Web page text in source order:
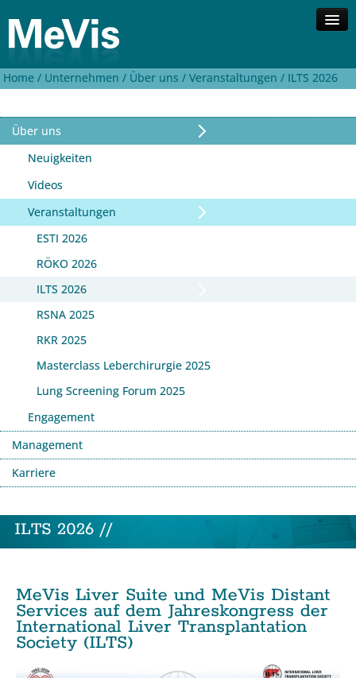
Kompetenzen
Lösungen
Investor Relations
Kontakt
Suche
English
Home / Unternehmen / Über uns / Veranstaltungen / ILTS 2026
Über uns
Neuigkeiten
Videos
Veranstaltungen
ESTI 2026
RÖKO 2026
ILTS 2026
RSNA 2025
RKR 2025
Masterclass Leberchirurgie 2025
Lung Screening Forum 2025
Engagement
Management
Karriere
ILTS 2026 //
MeVis Liver Suite und MeVis Distant
Services auf dem Jahreskongress der
International Liver Transplantation
Society (ILTS)